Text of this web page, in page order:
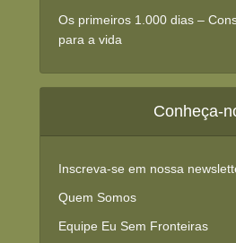
Os primeiros 1.000 dias –
para a vida
Conheça-
Inscreva-se em nossa
Quem Somos
Equipe Eu Sem Fronteiras